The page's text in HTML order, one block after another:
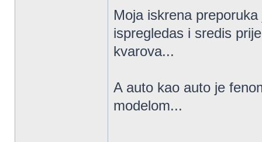
Moja iskrena
ispregledas i sredis
kvarova...
A auto kao auto je
modelom...